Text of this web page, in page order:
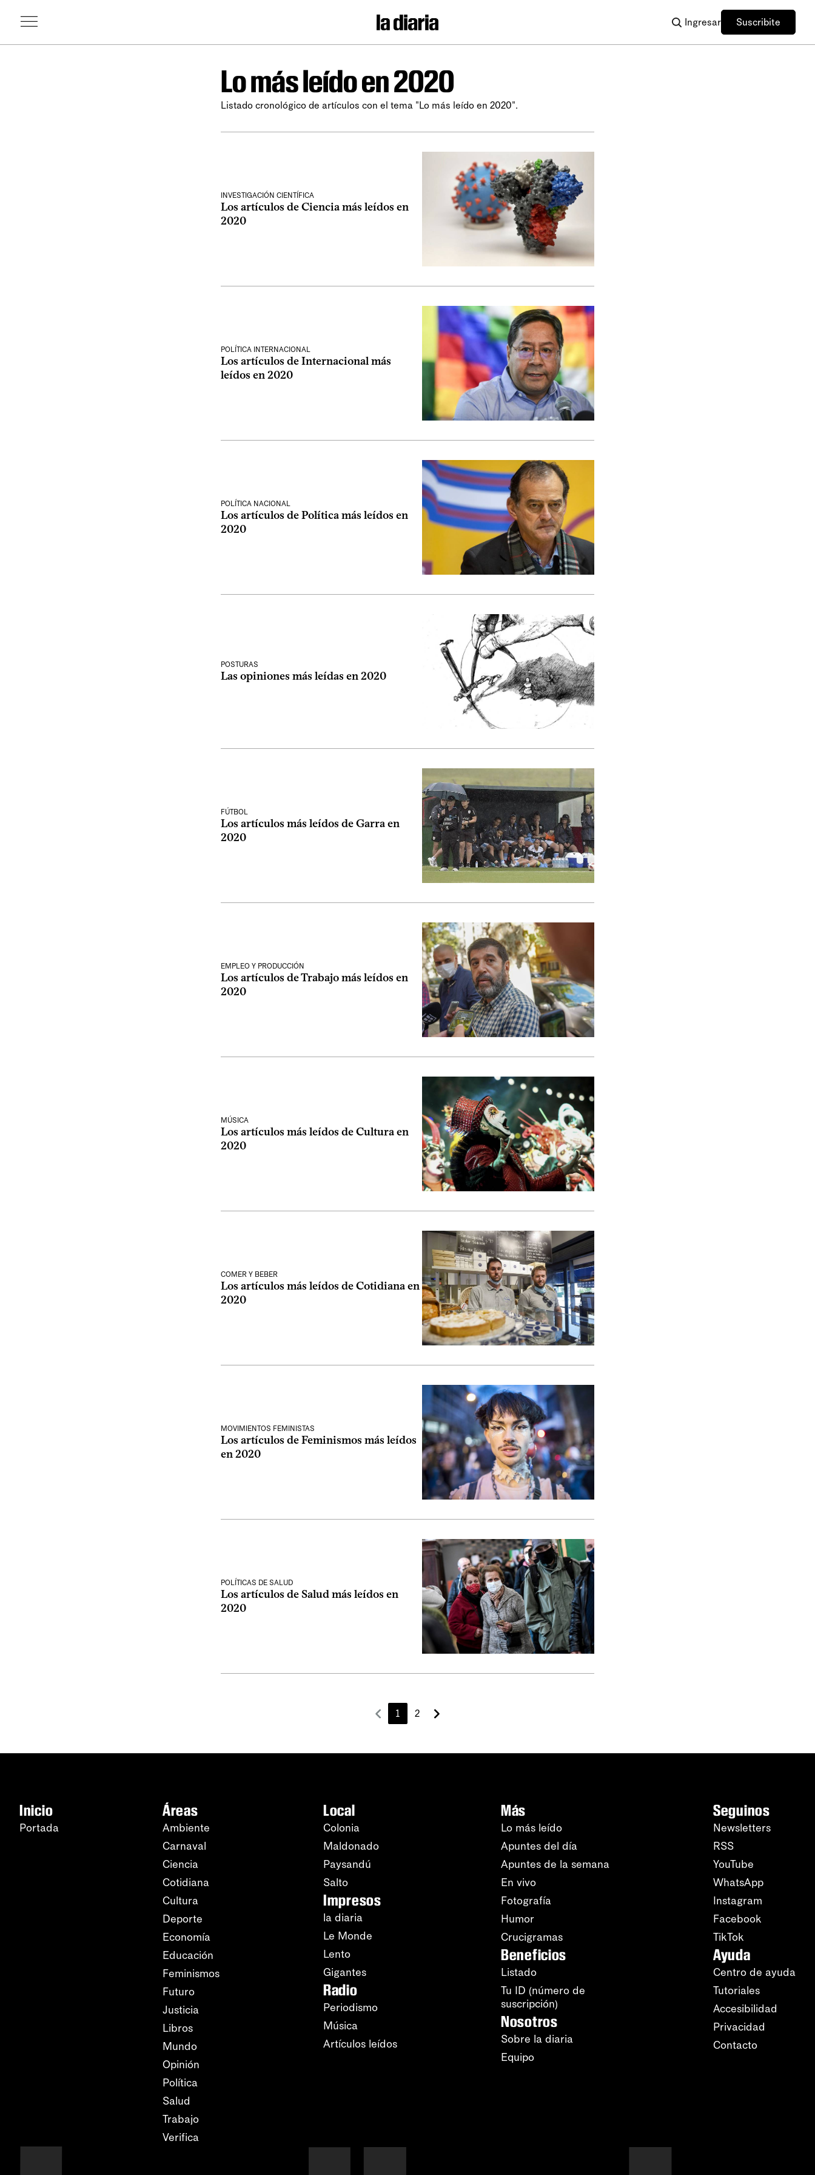
Ingresar Suscribite
Lo más leído en 2020
Listado cronológico de artículos con el tema "Lo más leído en 2020".
INVESTIGACIÓN CIENTÍFICA
Los artículos de Ciencia más leídos en
2020
POLÍTICA INTERNACIONAL
Los artículos de Internacional más
leídos en 2020
POLÍTICA NACIONAL
Los artículos de Política más leídos en
2020
POSTURAS
Las opiniones más leídas en 2020
FÚTBOL
Los artículos más leídos de Garra en
2020
EMPLEO Y PRODUCCIÓN
Los artículos de Trabajo más leídos en
2020
MÚSICA
Los artículos más leídos de Cultura en
2020
COMER Y BEBER
Los artículos más leídos de Cotidiana en
2020
MOVIMIENTOS FEMINISTAS
Los artículos de Feminismos más leídos
en 2020
POLÍTICAS DE SALUD
Los artículos de Salud más leídos en
2020
1 2
Inicio
Portada
Áreas
Ambiente
Carnaval
Ciencia
Cotidiana
Cultura
Deporte
Economía
Educación
Feminismos
Futuro
Justicia
Libros
Mundo
Opinión
Política
Salud
Trabajo
Verifica
Local
Colonia
Maldonado
Paysandú
Salto
Impresos
la diaria
Le Monde
Lento
Gigantes
Radio
Periodismo
Música
Artículos leídos
Más
Lo más leído
Apuntes del día
Apuntes de la semana
En vivo
Fotografía
Humor
Crucigramas
Beneficios
Listado
Tu ID (número de
suscripción)
Nosotros
Sobre la diaria
Equipo
Seguinos
Newsletters
RSS
YouTube
WhatsApp
Instagram
Facebook
TikTok
Ayuda
Centro de ayuda
Tutoriales
Accesibilidad
Privacidad
Contacto